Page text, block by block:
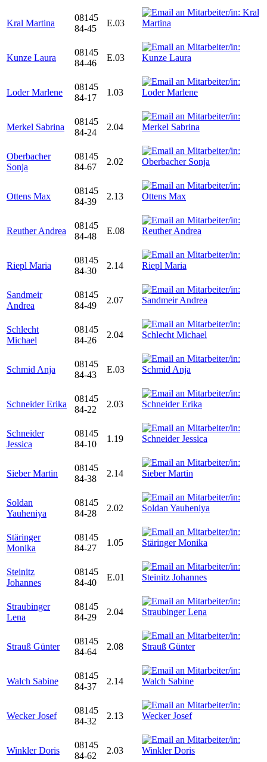
Kral Martina
08145
84-45
E.03
Kunze Laura
08145
84-46
E.03
Loder Marlene
08145
84-17
1.03
Merkel Sabrina
08145
84-24
2.04
Oberbacher
Sonja
08145
84-67
2.02
Ottens Max
08145
84-39
2.13
Reuther Andrea
08145
84-48
E.08
Riepl Maria
08145
84-30
2.14
Sandmeir
Andrea
08145
84-49
2.07
Schlecht
Michael
08145
84-26
2.04
Schmid Anja
08145
84-43
E.03
Schneider Erika
08145
84-22
2.03
Schneider
Jessica
08145
84-10
1.19
Sieber Martin
08145
84-38
2.14
Soldan
Yauheniya
08145
84-28
2.02
Stäringer
Monika
08145
84-27
1.05
Steinitz
Johannes
08145
84-40
E.01
Straubinger
Lena
08145
84-29
2.04
Strauß Günter
08145
84-64
2.08
Walch Sabine
08145
84-37
2.14
Wecker Josef
08145
84-32
2.13
Winkler Doris
08145
84-62
2.03